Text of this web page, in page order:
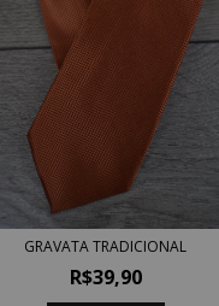
GRAVATA TRADICIONAL
R$39,90